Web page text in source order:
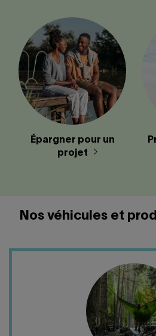
Épargner pour un
projet
Nos véhicules et